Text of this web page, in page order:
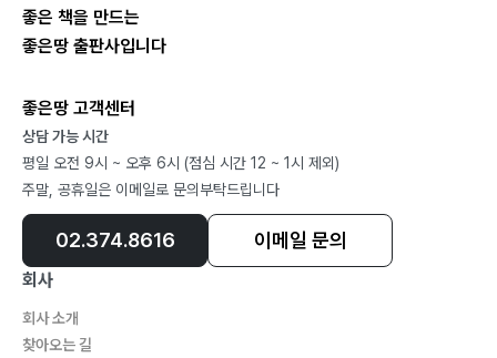
좋은 책을 만드는
좋은땅 출판사입니다
좋은땅 고객센터
상담 가능 시간
평일 오전 9시 ~ 오후 6시 (점심 시간 12 ~ 1시 제외)
주말, 공휴일은 이메일로 문의부탁드립니다
02.374.8616 이메일 문의
회사
회사 소개
찾아오는 길